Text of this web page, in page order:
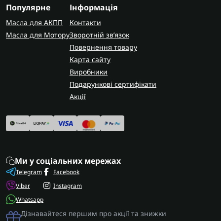
потрібної товщини та форми.
AUTOSHIFT швидко та надійно доставляє
замовлення по всій Україні. У Запоріжжі
виконуємо ремонт коробки AX4N із заміною
прокладок та повною гарантією на всі виконані
Популярне
Масла для АКПП
Масла для Мотору
Інформація
Контакти
Зворотній зв’язок
Повернення товару
Карта сайту
Виробники
Подарункові сертифікати
Акції
Ми у соціальних мережах
Telegram
Viber
Whatsapp
Facebook
Instagram
Дізнавайтеся першим про акції та знижки